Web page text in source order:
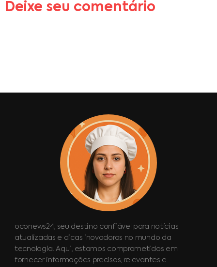
Deixe seu comentário
oconews24, seu destino confiável para notícias
atualizadas e dicas inovadoras no mundo da
tecnologia. Aqui, estamos comprometidos em
fornecer informações precisas, relevantes e